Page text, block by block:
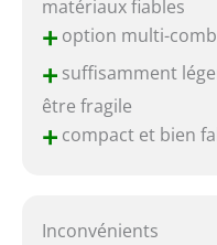
matériaux fiables
+option multi-
+suffisamment
être fragile
+compact et bien
Inconvénients